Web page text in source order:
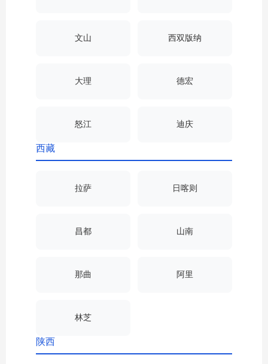
文山 西双版纳
大理 德宏
怒江 迪庆
西藏
拉萨 日喀则
昌都 山南
那曲 阿里
林芝
陕西